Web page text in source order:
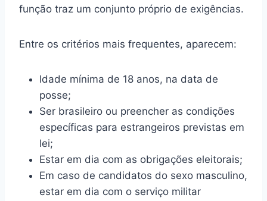
função traz um conjunto próprio de exigências.
Entre os critérios mais frequentes, aparecem:
Idade mínima de 18 anos, na data de
posse;
Ser brasileiro ou preencher as condições
específicas para estrangeiros previstas em
lei;
Estar em dia com as obrigações eleitorais;
Em caso de candidatos do sexo masculino,
estar em dia com o serviço militar